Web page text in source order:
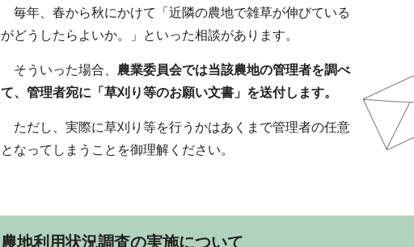
毎年、春から秋にかけて「近隣の農地で雑草が伸びている
がどうしたらよいか。」といった相談があります。
そういった場合、 農業委員会では当該農地の管理者を調べ
て、管理者宛に「草刈り等のお願い文書」を送付します。
ただし、実際に草刈り等を行うかはあくまで管理者の任意
となってしまうことを御理解ください。
農地利用状況調査の実施について